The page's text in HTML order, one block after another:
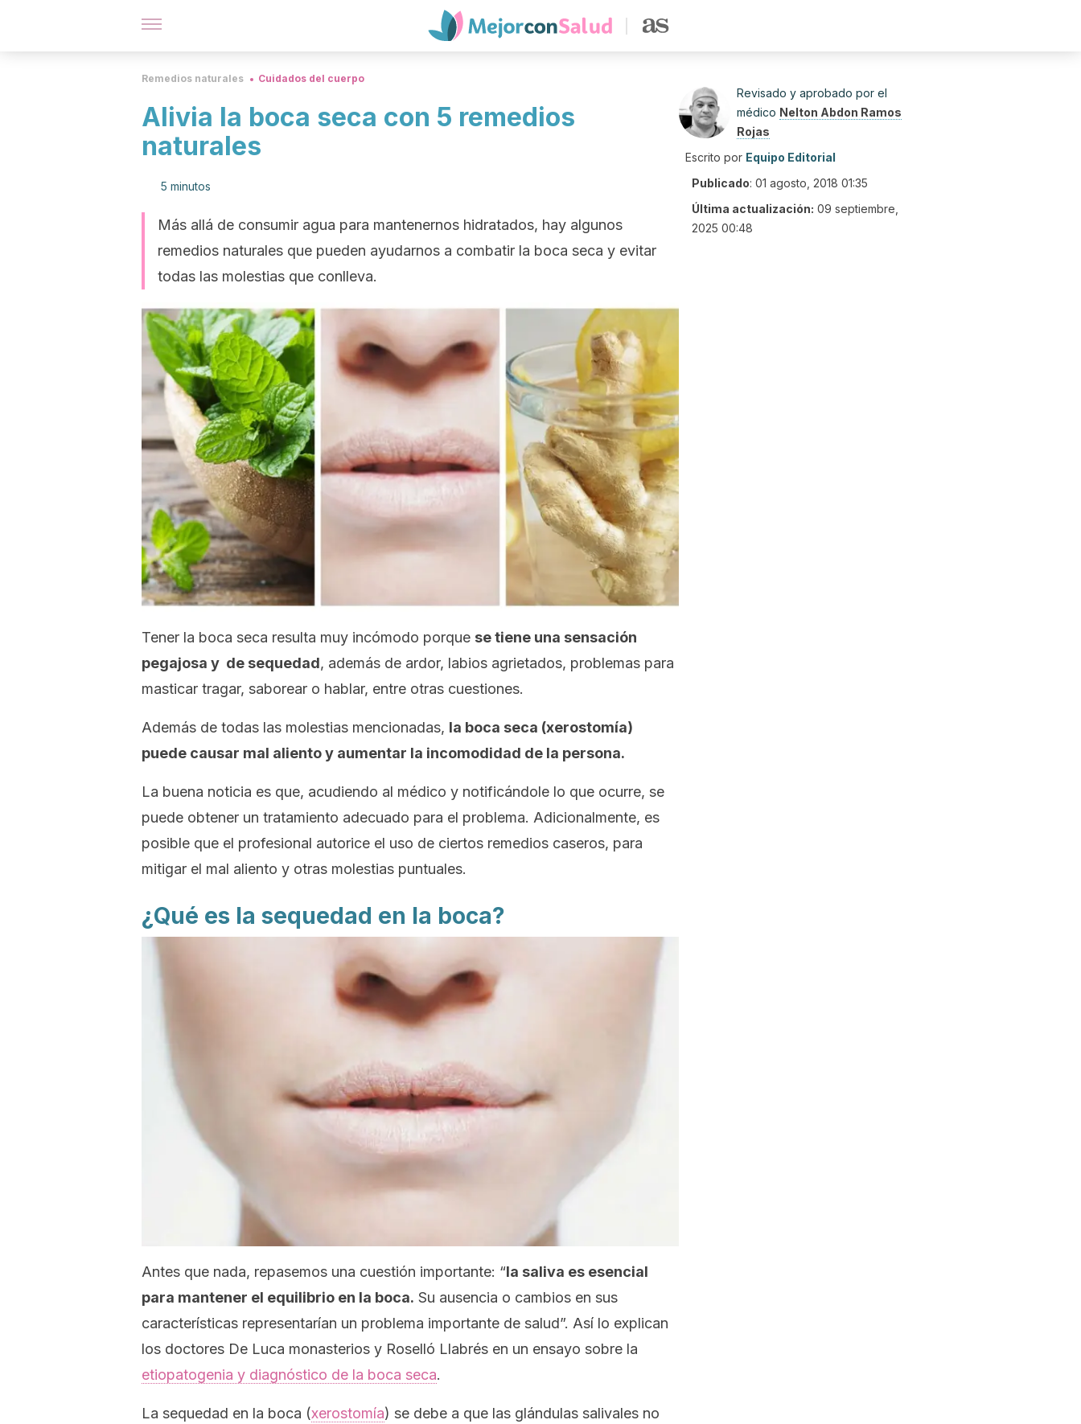
Remedios naturales Cuidados del cuerpo
Alivia la boca seca con 5 remedios
naturales
5 minutos
Más allá de consumir agua para mantenernos hidratados, hay algunos
remedios naturales que pueden ayudarnos a combatir la boca seca y evitar
todas las molestias que conlleva.
Tener la boca seca resulta muy incómodo porque se tiene una sensación
pegajosa y de sequedad, además de ardor, labios agrietados, problemas para
masticar tragar, saborear o hablar, entre otras cuestiones.
Además de todas las molestias mencionadas, la boca seca (xerostomía)
puede causar mal aliento y aumentar la incomodidad de la persona.
La buena noticia es que, acudiendo al médico y notificándole lo que ocurre, se
puede obtener un tratamiento adecuado para el problema. Adicionalmente, es
posible que el profesional autorice el uso de ciertos remedios caseros, para
mitigar el mal aliento y otras molestias puntuales.
¿Qué es la sequedad en la boca?
Antes que nada, repasemos una cuestión importante: “la saliva es esencial
para mantener el equilibrio en la boca. Su ausencia o cambios en sus
características representarían un problema importante de salud”. Así lo explican
los doctores De Luca monasterios y Roselló Llabrés en un ensayo sobre la
etiopatogenia y diagnóstico de la boca seca.
La sequedad en la boca (xerostomía) se debe a que las glándulas salivales no
Revisado y aprobado por el
médico Nelton Abdon Ramos
Rojas
Escrito por Equipo Editorial
Publicado: 01 agosto, 2018 01:35
Última actualización: 09 septiembre,
2025 00:48